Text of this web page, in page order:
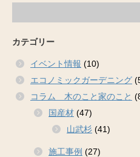
カテゴリー
イベント情報 (10)
エコノミックガーデニング
コラム 木のこと家のこと
国産材 (47)
山武杉 (41)
施工事例 (27)